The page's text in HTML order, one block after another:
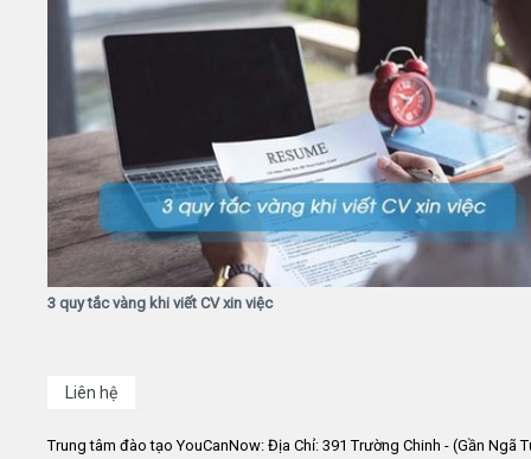
3 quy tắc vàng khi viết CV xin việc
Liên hệ
Trung tâm đào tạo YouCanNow: Địa Chỉ: 391 Trường Chinh - (Gần Ngã